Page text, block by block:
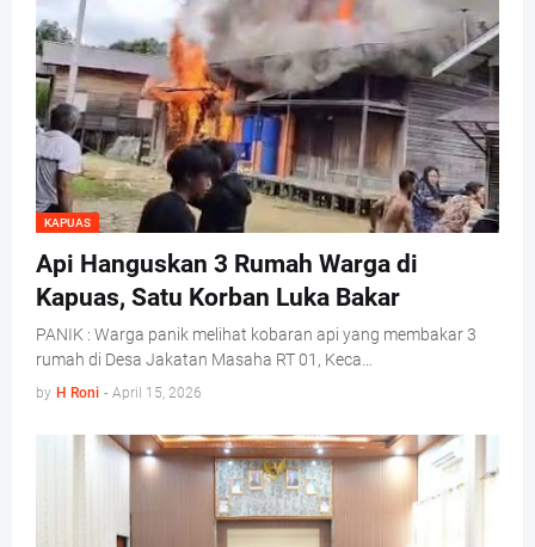
KAPUAS
Api Hanguskan 3 Rumah Warga di
Kapuas, Satu Korban Luka Bakar
PANIK : Warga panik melihat kobaran api yang membakar 3
rumah di Desa Jakatan Masaha RT 01, Keca…
by H Roni - April 15, 2026